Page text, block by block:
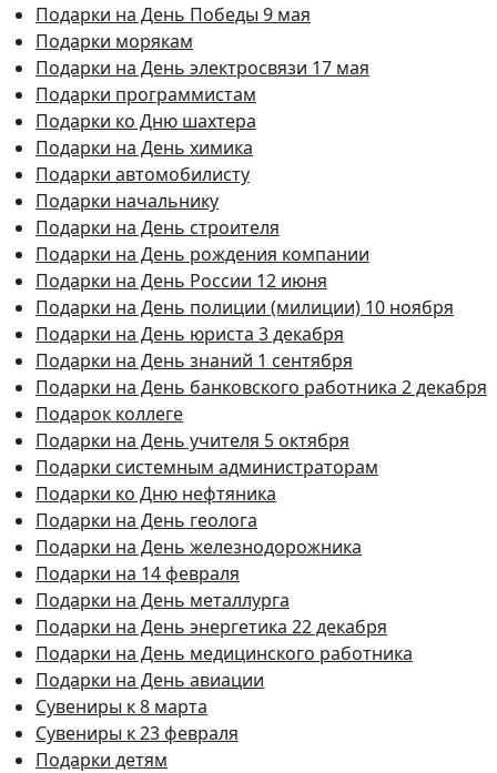
Подарки на День Победы 9 мая
Подарки морякам
Подарки на День электросвязи 17 мая
Подарки программистам
Подарки ко Дню шахтера
Подарки на День химика
Подарки автомобилисту
Подарки начальнику
Подарки на День строителя
Подарки на День рождения компании
Подарки на День России 12 июня
Подарки на День полиции (милиции) 10 ноября
Подарки на День юриста 3 декабря
Подарки на День знаний 1 сентября
Подарки на День банковского работника 2 декабря
Подарок коллеге
Подарки на День учителя 5 октября
Подарки системным администраторам
Подарки ко Дню нефтяника
Подарки на День геолога
Подарки на День железнодорожника
Подарки на 14 февраля
Подарки на День металлурга
Подарки на День энергетика 22 декабря
Подарки на День медицинского работника
Подарки на День авиации
Сувениры к 8 марта
Сувениры к 23 февраля
Подарки детям